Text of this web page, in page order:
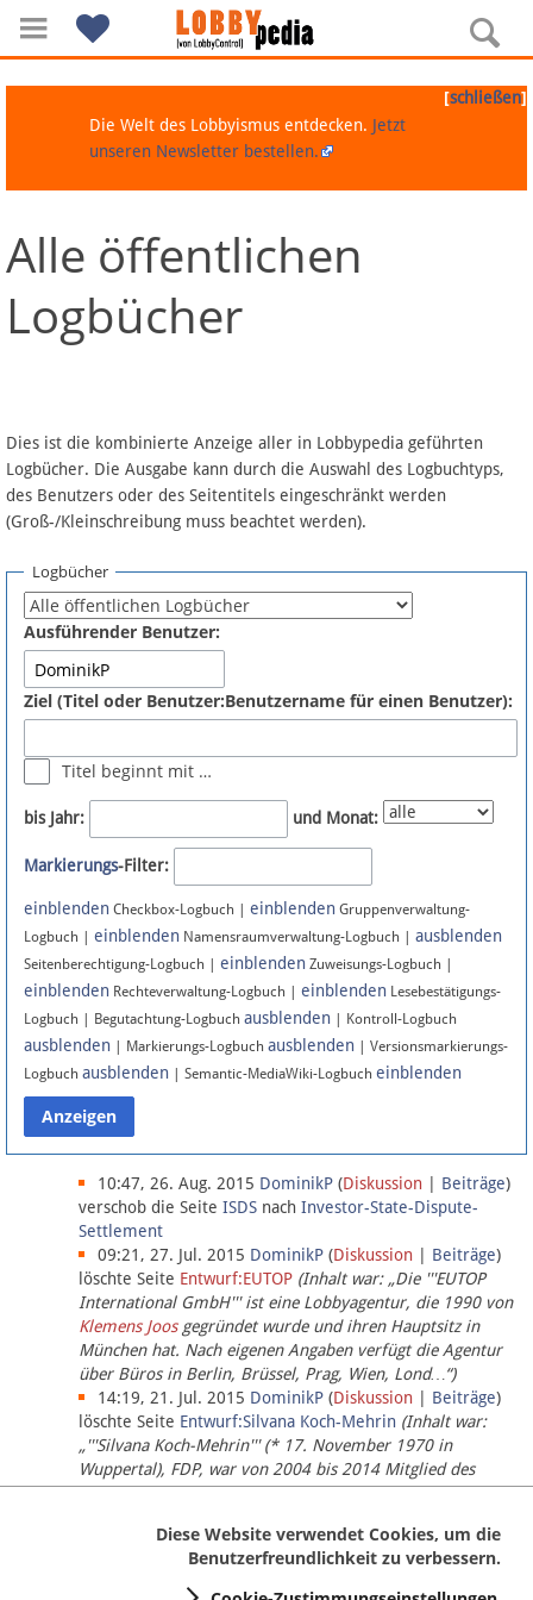
Navigation
Über Lobbypedia
Artikel nach Kategorien
FAQ
Fördermitglied werden
Fehler melden
Newsletter
Bluesky
Facebook
Instagram
Anmelden
Datenschutz
Über Lobbypedia
Impressum
[schließen]
Die Welt des Lobbyismus entdecken. Jetzt
unseren Newsletter bestellen.
Alle öffentlichen
Logbücher
Dies ist die kombinierte Anzeige aller in Lobbypedia geführten
Logbücher. Die Ausgabe kann durch die Auswahl des Logbuchtyps,
des Benutzers oder des Seitentitels eingeschränkt werden
(Groß-/Kleinschreibung muss beachtet werden).
Logbücher
Ausführender Benutzer:
Ziel (Titel oder Benutzer:Benutzername für einen Benutzer):
Titel beginnt mit …
bis Jahr: und Monat:
Markierungs-Filter:
einblenden Checkbox-Logbuch | einblenden Gruppenverwaltung-
Logbuch | einblenden Namensraumverwaltung-Logbuch | ausblenden
Seitenberechtigung-Logbuch | einblenden Zuweisungs-Logbuch |
einblenden Rechteverwaltung-Logbuch | einblenden Lesebestätigungs-
Logbuch | Begutachtung-Logbuch ausblenden | Kontroll-Logbuch
ausblenden | Markierungs-Logbuch ausblenden | Versionsmarkierungs-
Logbuch ausblenden | Semantic-MediaWiki-Logbuch einblenden
10:47, 26. Aug. 2015 DominikP (Diskussion Beiträge)
verschob die Seite ISDS nach Investor-State-Dispute-
Settlement
09:21, 27. Jul. 2015 DominikP (Diskussion Beiträge)
löschte Seite Entwurf:EUTOP (Inhalt war: „Die '''EUTOP
International GmbH''' ist eine Lobbyagentur, die 1990 von
Klemens Joosgegründet wurde und ihren Hauptsitz in
München hat. Nach eigenen Angaben verfügt die Agentur
über Büros in Berlin, Brüssel, Prag, Wien, Lond…“)
14:19, 21. Jul. 2015 DominikP (Diskussion Beiträge)
löschte Seite Entwurf:Silvana Koch-Mehrin (Inhalt war:
„'''Silvana Koch-Mehrin''' (* 17. November 1970 in
Wuppertal), FDP, war von 2004 bis 2014 Mitglied des
Europäischen Parlaments, seit November 2014 ist sie für
Diese Website verwendet Cookies, um die
Benutzerfreundlichkeit zu verbessern.